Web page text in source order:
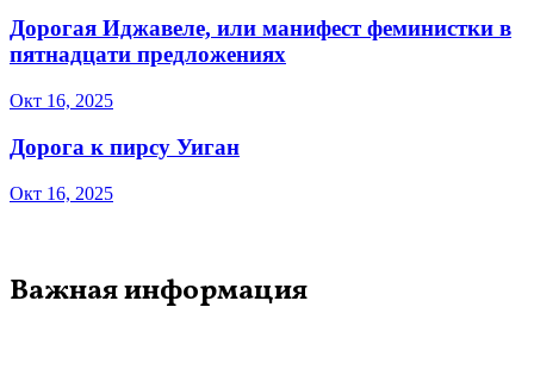
Дорогая Иджавеле, или манифест феминистки в
пятнадцати предложениях
Окт 16, 2025
Дорога к пирсу Уиган
Окт 16, 2025
Важная информация